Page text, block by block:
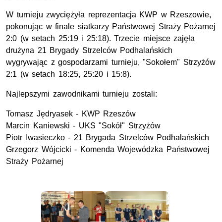
W turnieju zwyciężyła reprezentacja KWP w Rzeszowie,
pokonując w finale siatkarzy Państwowej Straży Pożarnej
2:0 (w setach 25:19 i 25:18). Trzecie miejsce zajęła
drużyna 21 Brygady Strzelców Podhalańskich
wygrywając z gospodarzami turnieju, "Sokołem" Strzyżów
2:1 (w setach 18:25, 25:20 i 15:8).
Najlepszymi zawodnikami turnieju zostali:
Tomasz Jędryasek - KWP Rzeszów
Marcin Kaniewski - UKS "Sokół" Strzyżów
Piotr Iwasieczko - 21 Brygada Strzelców Podhalańskich
Grzegorz Wójcicki - Komenda Wojewódzka Państwowej
Straży Pożarnej